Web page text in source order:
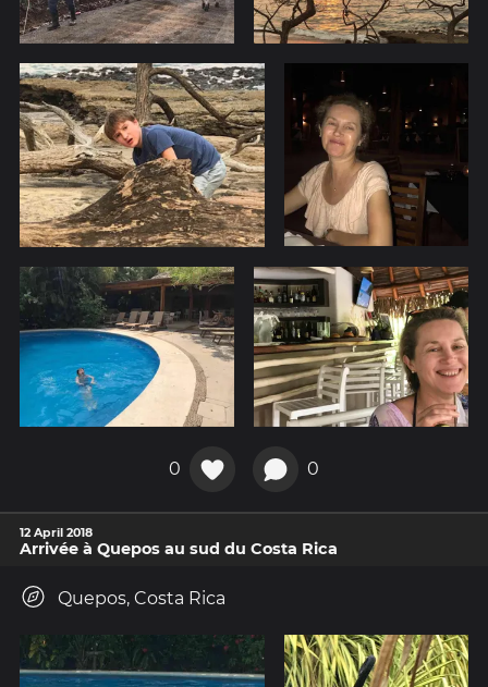
0 0
12 April 2018
Arrivée à Quepos au sud du Costa Rica
Quepos, Costa Rica